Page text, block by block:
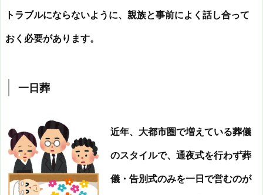
トラブルにならないように、親族と事前によく話し合って
おく必要があります。
一日葬
近年、大都市圏で増えている葬儀
のスタイルで、通夜式を行わず葬
儀・告別式のみを一日で営むのが